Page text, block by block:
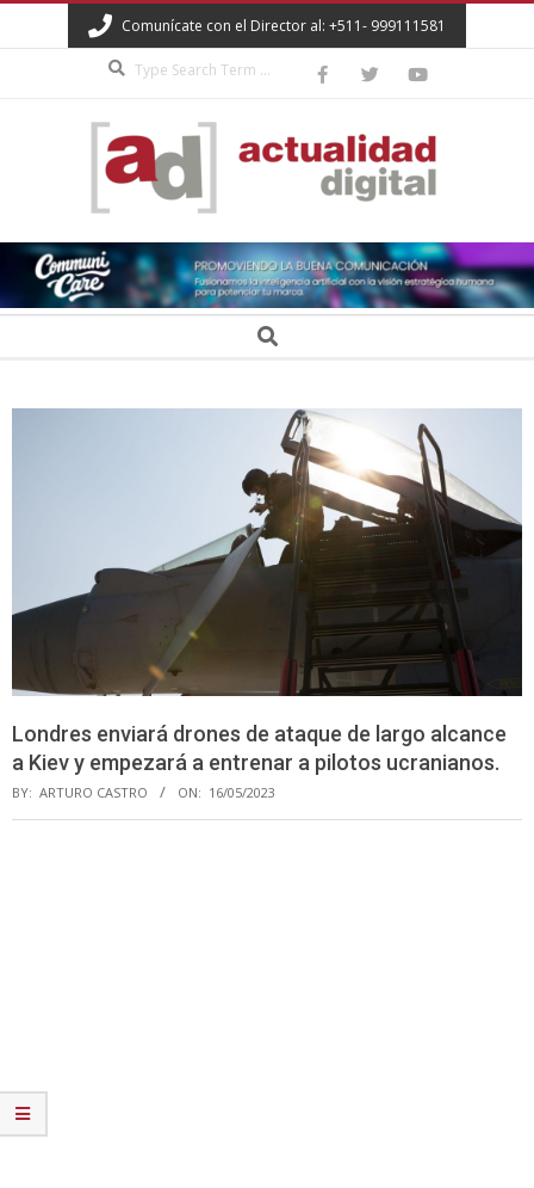
to
Comunícate con el Director al: +511- 999111581
ACTUALIDAD
DIGITAL Search
Londres enviará drones de ataque de largo alcance
a Kiev y empezará a entrenar a pilotos ucranianos.
BY: ARTURO CASTRO ON: 16/05/2023